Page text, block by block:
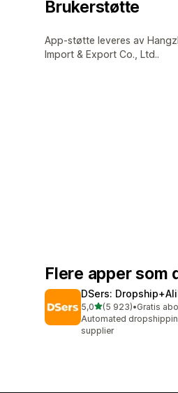
Brukerstøtte
App-støtte leveres av
Import & Export Co., Ltd..
Flere apper som
DSers:
5,0av 5 stjerner
(5 923)
Totalt 5923 omtaler
•Gratis
Automated
supplier